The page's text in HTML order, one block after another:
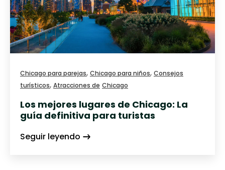
Chicago para parejas, Chicago para niños, Consejos
turísticos, Atracciones de Chicago
Los mejores lugares de Chicago: La
guía definitiva para turistas
Seguir leyendo